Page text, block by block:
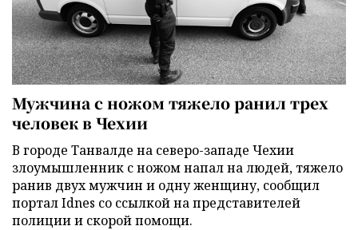
Мужчина с ножом тяжело ранил трех
человек в Чехии
В городе Танвалде на северо-западе Чехии
злоумышленник с ножом напал на людей, тяжело
ранив двух мужчин и одну женщину, сообщил
портал Idnes со ссылкой на представителей
полиции и скорой помощи.